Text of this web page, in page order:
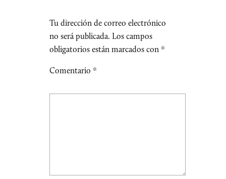
Tu dirección de correo electrónico
no será publicada. Los campos
obligatorios están marcados con *
Comentario *